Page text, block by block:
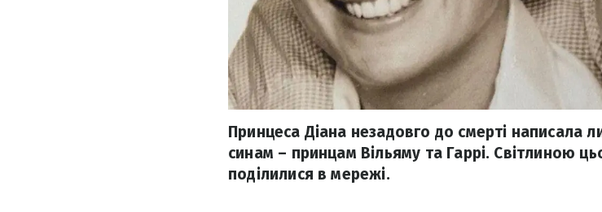
Принцеса Діана незадовго до смерті написала
синам – принцам Вільяму та Гаррі. Світлиною
поділилися в мережі.